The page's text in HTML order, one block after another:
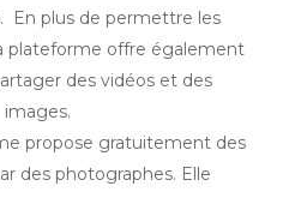
En plus de permettre les
plateforme offre également
des vidéos et des
images.
propose gratuitement des
des photographes. Elle